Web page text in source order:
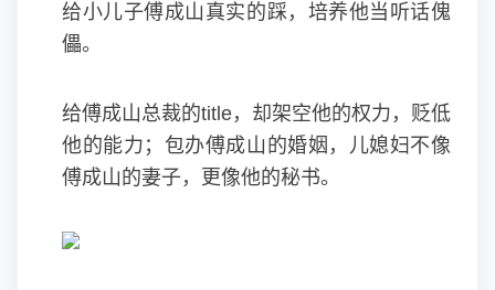
给小儿子傅成山真实的踩，培养他当听话傀
儡。
给傅成山总裁的title，却架空他的权力，贬低
他的能力；包办傅成山的婚姻，儿媳妇不像
傅成山的妻子，更像他的秘书。